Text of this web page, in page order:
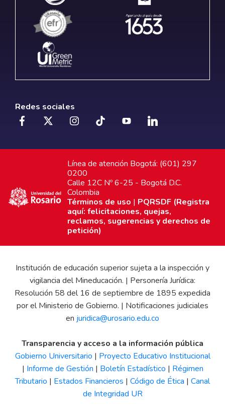
Redes sociales
Línea de atención Bogotá: (601) 297
0200
Calle 12C Nº 6-25 - Bogotá D.C.
Colombia
Términos de uso | PQRSDF (Registra
aquí: felicitaciones, quejas,
reclamos, sugerencias y derechos de
petición)
Institución de educación superior sujeta a la inspección y
vigilancia del Mineducación. | Personería Jurídica:
Resolución 58 del 16 de septiembre de 1895 expedida
por el Ministerio de Gobierno. | Notificaciones judiciales
en juridica@urosario.edu.co
Transparencia y acceso a la información pública
Gobierno Universitario | Proyecto Educativo Institucional
| Informe de Gestión | Boletín Estadístico | Régimen
Tributario | Estados Financieros | Código de Ética | Canal
de Integridad UR